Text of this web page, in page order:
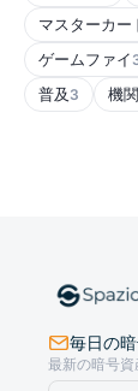
マスターカー
ゲームファイ
普及 3 機
毎日の
最新の暗号資